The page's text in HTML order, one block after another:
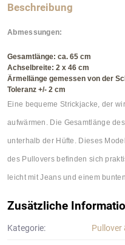
Beschreibung
Abmessungen:
Gesamtlänge: ca. 65 cm
Achselbreite: 2 x 46 cm
Ärmellänge gemessen von der
Toleranz +/- 2 cm
Eine bequeme Strickjacke, der
aufwärmen. Die Gesamtlänge
unterhalb der Hüfte. Dieses
des Pullovers befinden sich
leicht mit Jeans und einem
Zusätzliche
Kategorie: Pullover